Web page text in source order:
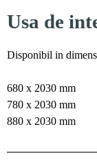
Usa de
Disponibil in
680 x 2030 mm
780 x 2030 mm
880 x 2030 mm